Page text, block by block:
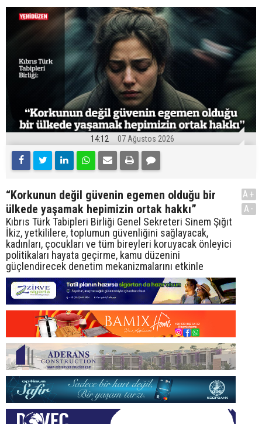
14:12 07 Ağustos 2026
“Korkunun değil güvenin egemen olduğu bir
ülkede yaşamak hepimizin ortak hakkı”
Kıbrıs Türk Tabipleri Birliği Genel Sekreteri Sinem Şığıt
İkiz, yetkililere, toplumun güvenliğini sağlayacak,
kadınları, çocukları ve tüm bireyleri koruyacak önleyici
politikaları hayata geçirme, kamu düzenini
güçlendirecek denetim mekanizmalarını etkinle
A+
A-